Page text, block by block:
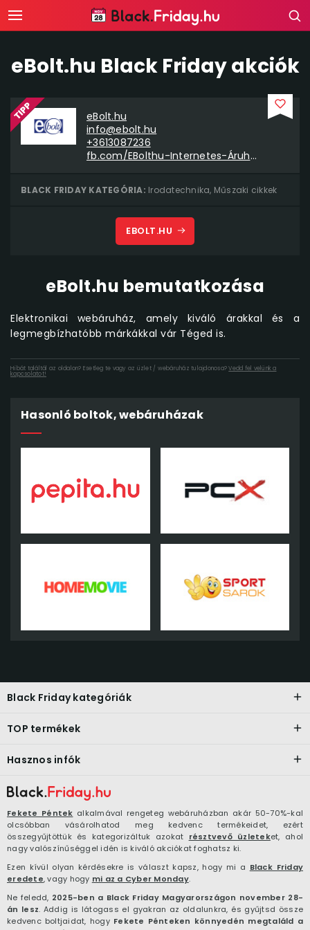
eBolt.hu Black Friday akciók
eBolt.hu
info@ebolt.hu
+3613087236
fb.com/EBolthu-Internetes-Áruház-335530423900339
BLACK FRIDAY KATEGÓRIA: Irodatechnika, Műszaki cikkek
EBOLT.HU
eBolt.hu bemutatkozása
Elektronikai webáruház, amely kiváló árakkal és a
legmegbízhatóbb márkákkal vár Téged is.
Hibát találtál az oldalon? Esetleg te vagy az üzlet / webáruház tulajdonosa?Vedd fel velünk a
kapcsolatot!
Hasonló boltok, webáruházak
Fekete Péntek alkalmával rengeteg webáruházban akár 50-70%-kal
olcsóbban vásárolhatod meg kedvenc termékeidet, ezért
összegyűjtöttük és kategorizáltuk azokat résztvevő üzleteket, ahol
nagy valószínűséggel idén is kiváló akciókat foghatsz ki.
Ezen kívül olyan kérdésekre is választ kapsz, hogy mi a Black Friday
eredete, vagy hogy mi az a Cyber Monday.
Ne feledd, 2025-ben a Black Friday Magyarországon november 28-
án lesz. Addig is látogass el gyakran az oldalunkra, és gyűjtsd össze
kedvenc boltjaidat, hogy Fekete Pénteken könnyedén megtaláld a
Black Friday kategóriák
TOP termékek
Hasznos infók